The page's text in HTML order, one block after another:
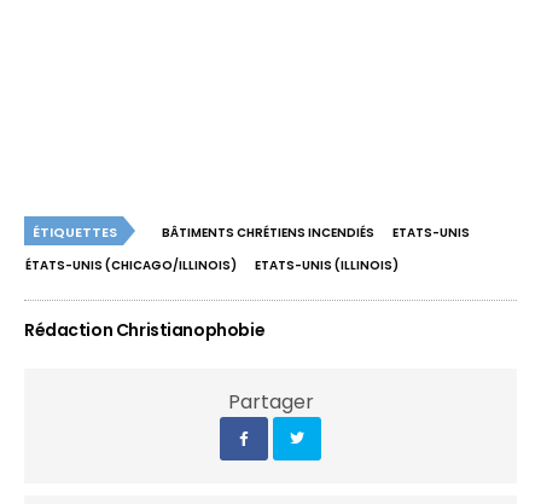
ÉTIQUETTES BÂTIMENTS CHRÉTIENS INCENDIÉS
ETATS-UNIS
ÉTATS-UNIS (CHICAGO/ILLINOIS)
ETATS-UNIS (ILLINOIS)
Rédaction Christianophobie
Partager